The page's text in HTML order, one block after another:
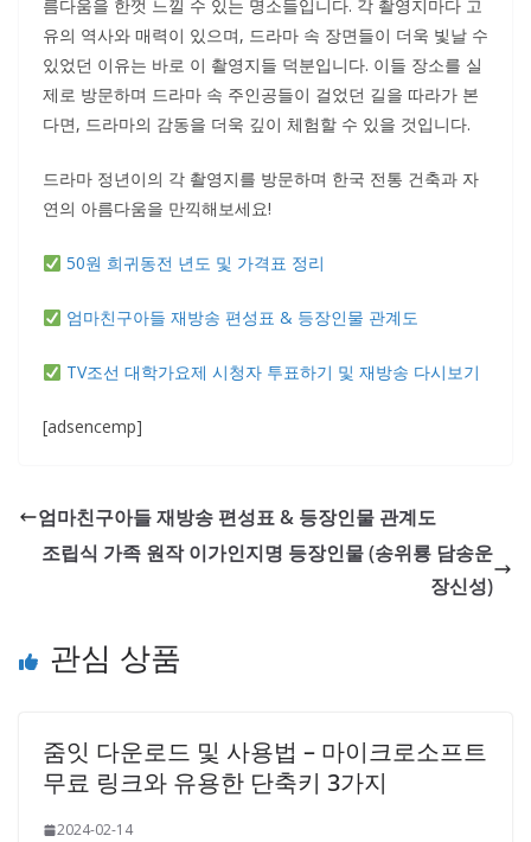
름다움을 한껏 느낄 수 있는 명소들입니다. 각 촬영지마다 고
유의 역사와 매력이 있으며, 드라마 속 장면들이 더욱 빛날 수
있었던 이유는 바로 이 촬영지들 덕분입니다. 이들 장소를 실
제로 방문하며 드라마 속 주인공들이 걸었던 길을 따라가 본
다면, 드라마의 감동을 더욱 깊이 체험할 수 있을 것입니다.
드라마 정년이의 각 촬영지를 방문하며 한국 전통 건축과 자
연의 아름다움을 만끽해보세요!
50원 희귀동전 년도 및 가격표 정리
엄마친구아들 재방송 편성표 & 등장인물 관계도
TV조선 대학가요제 시청자 투표하기 및 재방송 다시보기
[adsencemp]
엄마친구아들 재방송 편성표 & 등장인물 관계도
조립식 가족 원작 이가인지명 등장인물 (송위룡 담송운
장신성)
관심 상품
줌잇 다운로드 및 사용법 – 마이크로소프트
무료 링크와 유용한 단축키 3가지
2024-02-14